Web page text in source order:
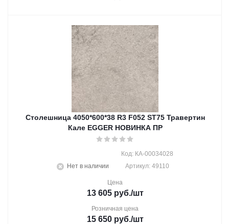
Столешница 4050*600*38 R3 F052 ST75 Травертин
Кале EGGER НОВИНКА ПР
Нет в наличии
Код: КА-00034028
Артикул: 49110
Цена
13 605руб./шт
Розничная цена
15 650руб./шт